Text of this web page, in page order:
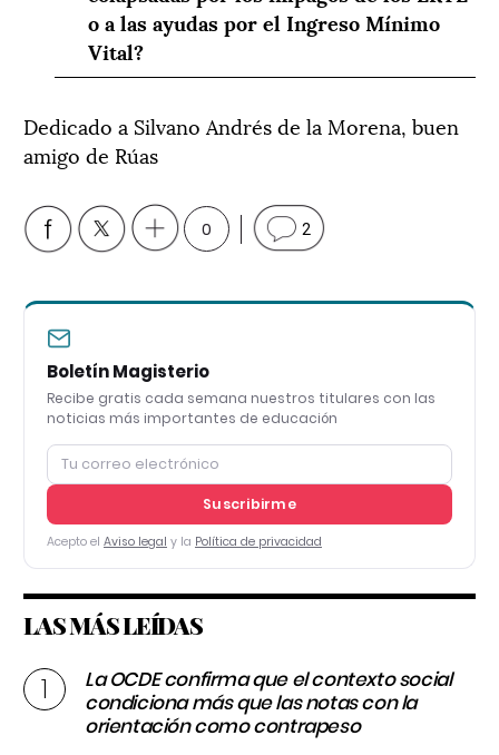
o a las ayudas por el Ingreso Mínimo
Vital?
Dedicado a Silvano Andrés de la Morena, buen
amigo de Rúas
0 2
Boletín Magisterio
Recibe gratis cada semana nuestros titulares con las
noticias más importantes de educación
Suscribirme
Acepto el Aviso legal y la Política de privacidad
LAS MÁS LEÍDAS
La OCDE confirma que el contexto social
condiciona más que las notas con la
orientación como contrapeso